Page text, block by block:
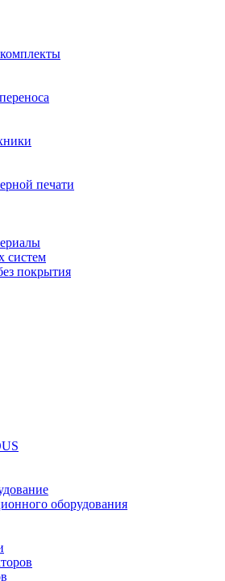
печати
систем
покрытия
оборудования